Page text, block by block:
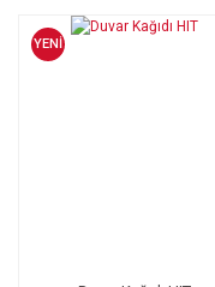
YENİ